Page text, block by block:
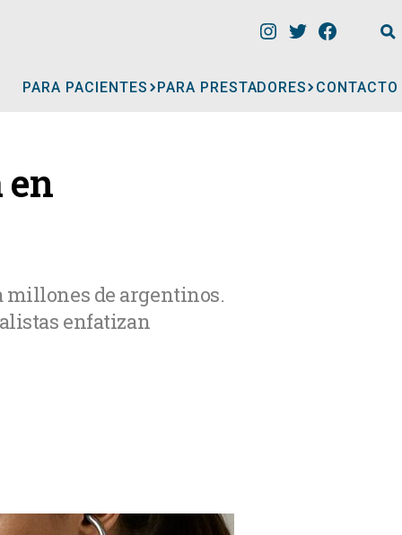
PARA PACIENTES
MÉDICOS
PARA PRESTADORES CONTACTO
en
de argentinos.
enfatizan